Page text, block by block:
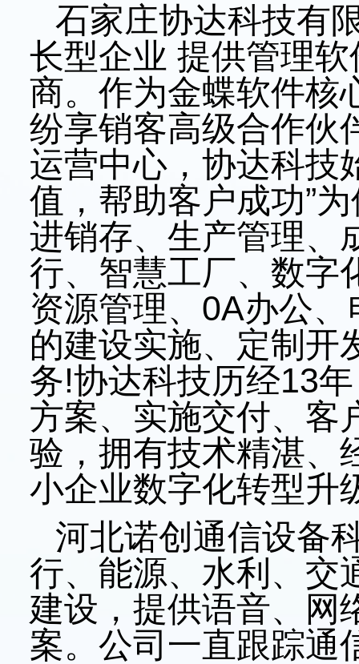
石家庄协达科技有
长型企业 提供管理
商。作为金蝶软件核
纷享销客高级合作伙
运营中心，协达科技
值，帮助客户成功”
进销存、生产管理、
行、智慧工厂、数字
资源管理、 0A办公
的建设实施、定制开
务!协达科技历经13
方案、实施交付、客
验，拥有技术精湛、
小企业数字化转型升
河北诺创通信设备
行、能源、水利、交
建设，提供语音、网
案。公司一直跟踪通